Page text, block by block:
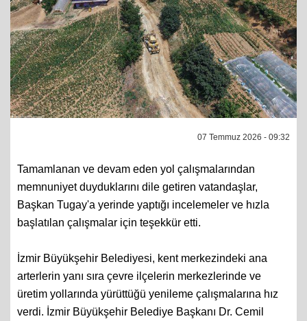
07 Temmuz 2026 - 09:32
Tamamlanan ve devam eden yol çalışmalarından
memnuniyet duyduklarını dile getiren vatandaşlar,
Başkan Tugay'a yerinde yaptığı incelemeler ve hızla
başlatılan çalışmalar için teşekkür etti.
İzmir Büyükşehir Belediyesi, kent merkezindeki ana
arterlerin yanı sıra çevre ilçelerin merkezlerinde ve
üretim yollarında yürüttüğü yenileme çalışmalarına hız
verdi. İzmir Büyükşehir Belediye Başkanı Dr. Cemil